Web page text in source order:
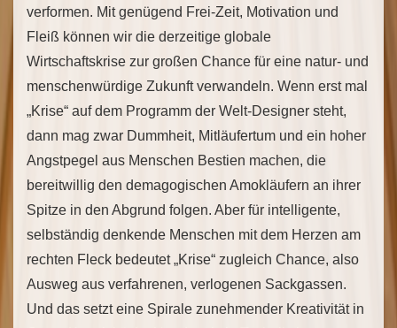
verformen. Mit genügend Frei-Zeit, Motivation und
Fleiß können wir die derzeitige globale
Wirtschaftskrise zur großen Chance für eine natur- und
menschenwürdige Zukunft verwandeln. Wenn erst mal
„Krise“ auf dem Programm der Welt-Designer steht,
dann mag zwar Dummheit, Mitläufertum und ein hoher
Angstpegel aus Menschen Bestien machen, die
bereitwillig den demagogischen Amokläufern an ihrer
Spitze in den Abgrund folgen. Aber für intelligente,
selbständig denkende Menschen mit dem Herzen am
rechten Fleck bedeutet „Krise“ zugleich Chance, also
Ausweg aus verfahrenen, verlogenen Sackgassen.
Und das setzt eine Spirale zunehmender Kreativität in